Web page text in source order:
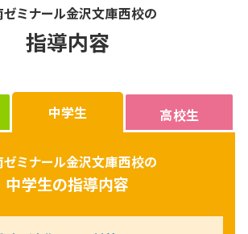
ときは最高に気持ちいい！最
乗り越えた時に手に入れられ
かり。いっぱい間違えてたくさ
ん悩みましょう。その分、乗り
越えた喜びはとても大きいは
楽しみましょう！校舎で待って
ます！！
ミナール金沢文庫西校の
指導内容
中学生 高校生
ミナール金沢文庫西校の
中学生の指導内容